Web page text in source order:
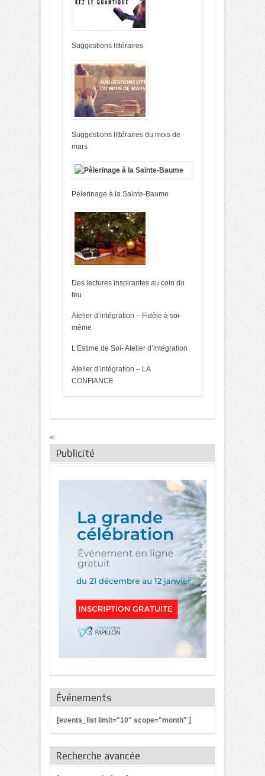
Suggestions littéraires
Suggestions littéraires du mois de
mars
Pèlerinage à la Sainte-Baume
Des lectures inspirantes au coin du
feu
Atelier d’intégration – Fidèle à soi-
même
L’Estime de Soi- Atelier d’intégration
Atelier d’intégration – LA
CONFIANCE
<
Publicité
Événements
[events_list limit="10" scope="month" ]
Recherche avancée